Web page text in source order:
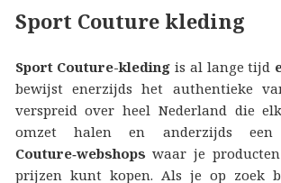
Sport Couture kleding
Sport Couture-kleding is al lange tijd
bewijst enerzijds het authentieke
verspreid over heel Nederland die
omzet halen en anderzijds
Couture‑webshops waar je
prijzen kunt kopen. Als je op zoek